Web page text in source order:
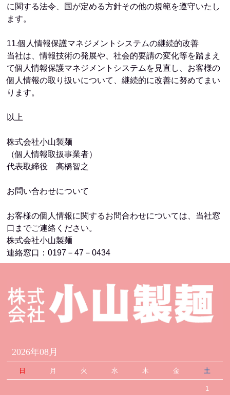
に関する法令、国が定める方針その他の規範を遵守いたし
ます。
11.個人情報保護マネジメントシステムの継続的改善
当社は、情報技術の発展や、社会的要請の変化等を踏まえ
て個人情報保護マネジメントシステムを見直し、お客様の
個人情報の取り扱いについて、継続的に改善に努めてまい
ります。
以上
株式会社小山製麺
（個人情報取扱事業者）
代表取締役 高橋智之
お問い合わせについて
お客様の個人情報に関するお問合わせについては、当社窓
口までご連絡ください。
株式会社小山製麺
連絡窓口：0197－47－0434
2026年08月
日 月 火 水 木 金 土
1